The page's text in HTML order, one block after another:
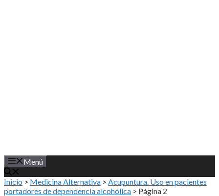
Menú
Inicio > Medicina Alternativa > Acupuntura. Uso en pacientes
portadores de dependencia alcohólica > Página 2